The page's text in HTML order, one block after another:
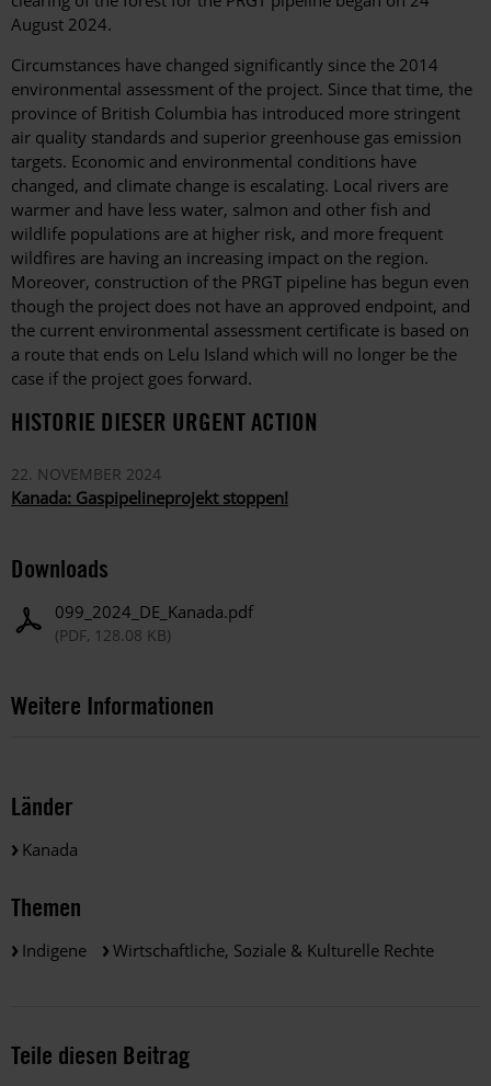
August 2024.
Circumstances have changed significantly since the 2014
environmental assessment of the project. Since that time, the
province of British Columbia has introduced more stringent
air quality standards and superior greenhouse gas emission
targets. Economic and environmental conditions have
changed, and climate change is escalating. Local rivers are
warmer and have less water, salmon and other fish and
wildlife populations are at higher risk, and more frequent
wildfires are having an increasing impact on the region.
Moreover, construction of the PRGT pipeline has begun even
though the project does not have an approved endpoint, and
the current environmental assessment certificate is based on
a route that ends on Lelu Island which will no longer be the
case if the project goes forward.
HISTORIE DIESER URGENT ACTION
22. NOVEMBER 2024
Kanada: Gaspipelineprojekt stoppen!
Downloads
099_2024_DE_Kanada.pdf
(PDF, 128.08 KB)
Weitere Informationen
Länder
Kanada
Themen
Indigene Wirtschaftliche, Soziale & Kulturelle Rechte
Teile diesen Beitrag